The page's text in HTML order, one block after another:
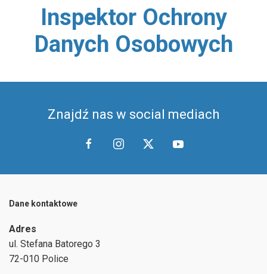
/home/klient.dhosting.pl/gminapolice/police/templates/
: Undefined array key "content_expand" in
/home/klient.dhosting.pl/gminapolice/police/templates/
Inspektor Ochrony
Danych Osobowych
Znajdź nas w social mediach
Dane kontaktowe
Adres
ul. Stefana Batorego 3
72-010 Police